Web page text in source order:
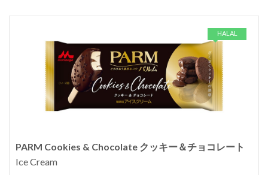
HALAL
PARM Cookies & Chocolate クッキー＆チョコレート
Ice Cream